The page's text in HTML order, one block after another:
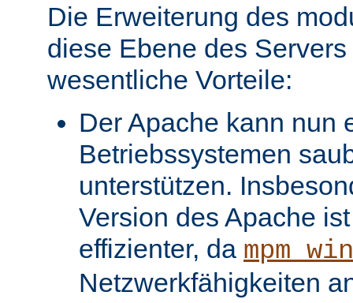
Die Erweiterung des
diese Ebene des
wesentliche Vorteile:
Der Apache kann nun
Betriebssystemen
unterstützen.
Version des Apache
effizienter, da
Netzwerkfähigkeiten